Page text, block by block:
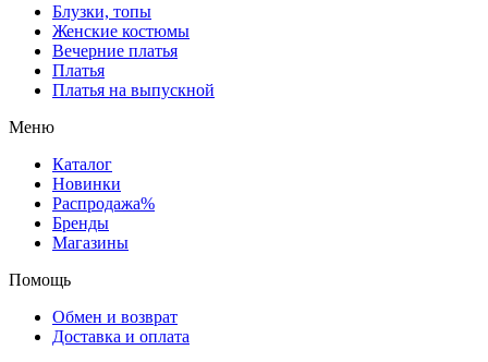
Блузки, топы
Женские костюмы
Вечерние платья
Платья
Платья на выпускной
Меню
Каталог
Новинки
Распродажа%
Бренды
Магазины
Помощь
Обмен и возврат
Доставка и оплата